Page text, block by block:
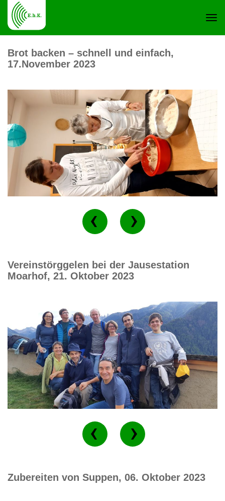
Brot backen – schnell und einfach,
17.November 2023
Vereinstörggelen bei der Jausestation
Moarhof, 21. Oktober 2023
Zubereiten von Suppen, 06. Oktober 2023